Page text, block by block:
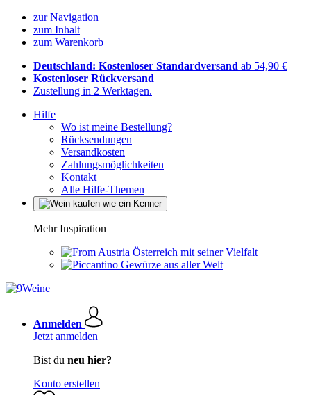
zur Navigation
zum Inhalt
zum Warenkorb
Deutschland: Kostenloser Standardversand ab 54,90 €
Kostenloser Rückversand
Zustellung in 2 Werktagen.
Hilfe
Wo ist meine Bestellung?
Rücksendungen
Versandkosten
Zahlungsmöglichkeiten
Kontakt
Alle Hilfe-Themen
Mehr Inspiration
Österreich mit seiner Vielfalt
Gewürze aus aller Welt
Anmelden
Jetzt anmelden
Bist du neu hier?
Konto erstellen